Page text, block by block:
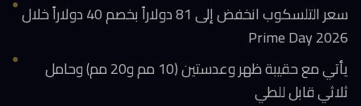
سعر التلسكوب انخفض إلى 81 دولاراً بخصم 40 دولاراً خلال
Prime Day 2026
يأتي مع حقيبة ظهر وعدستين (10 مم و20 مم) وحامل
ثلاثي قابل للطي